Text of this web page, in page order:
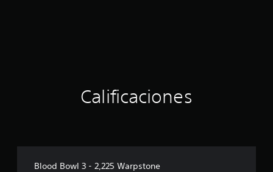
Calificaciones
Blood Bowl 3 - 2,225 Warpstone